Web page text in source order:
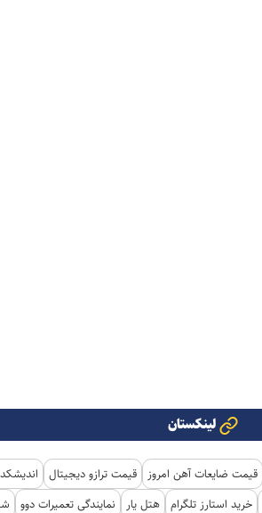
لینکستان
قیمت ضایعات آهن امروز قیمت ترازو دیجیتال
خرید استارز تلگرام هتل یار نمایندگی تعمیرات دوو